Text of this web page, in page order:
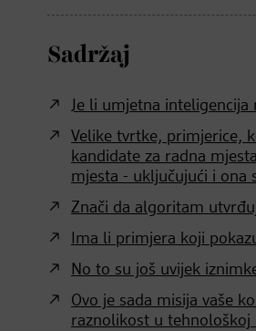
Sadržaj
Je li umjetna inteligencija
Velike tvrtke, primjerice,
kandidate za radna
mjesta - uključujući i ona
Znači da algoritam
Ima li primjera koji
No to su još uvijek
Ovo je sada misija vaše
raznolikost u tehnološkoj